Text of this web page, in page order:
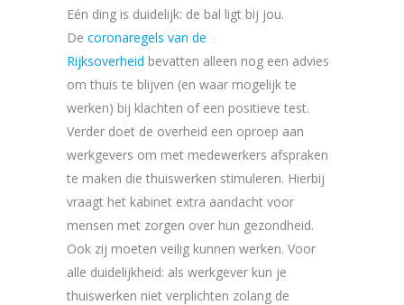
Eén ding is duidelijk: de bal ligt bij jou.
De coronaregels van de
Rijksoverheid bevatten alleen nog een advies
om thuis te blijven (en waar mogelijk te
werken) bij klachten of een positieve test.
Verder doet de overheid een oproep aan
werkgevers om met medewerkers afspraken
te maken die thuiswerken stimuleren. Hierbij
vraagt het kabinet extra aandacht voor
mensen met zorgen over hun gezondheid.
Ook zij moeten veilig kunnen werken. Voor
alle duidelijkheid: als werkgever kun je
thuiswerken niet verplichten zolang de